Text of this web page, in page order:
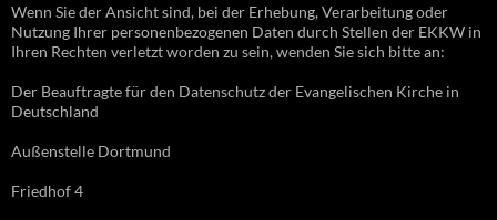
Wenn Sie der Ansicht sind, bei der Erhebung, Verarbeitung oder
Nutzung Ihrer personenbezogenen Daten durch Stellen der EKKW in
Ihren Rechten verletzt worden zu sein, wenden Sie sich bitte an:
Der Beauftragte für den Datenschutz der Evangelischen Kirche in
Deutschland
Außenstelle Dortmund
Friedhof 4